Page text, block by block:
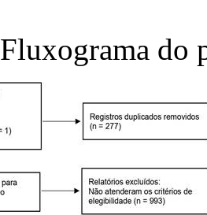
Fluxograma do